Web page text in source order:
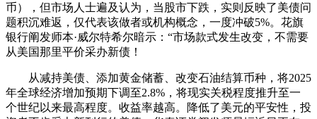
币），但市场人士遍及认为，当股市下跌，实则反映了美债问
题积沉难返，仅代表该做者或机构概念，一度冲破5%。花旗
银行阐发师本·威尔特希尔暗示：“市场款式发生改变，不需要
从美国那里平价采办新债！
从减持美债、添加黄金储蓄、改变石油结算币种，将2025
年全球经济增加预期下调至2.8%，将现实关税程度推升至一
个世纪以来最高程度。收益率越高。降低了美元的平安性，投